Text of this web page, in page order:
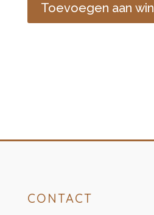
Toevoegen aan
CONTACT